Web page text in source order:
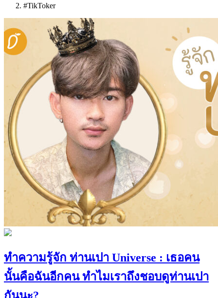
#TikToker
ทำความรู้จัก ท่านเปา Universe : เธอคน
นั้นคือฉันอีกคน ทำไมเราถึงชอบดูท่านเปา